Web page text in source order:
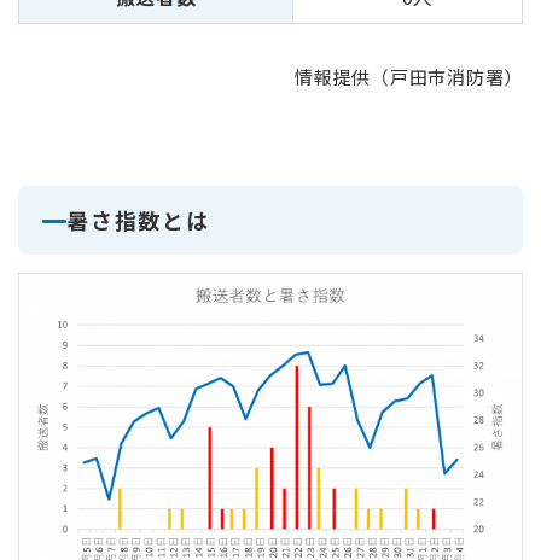
情報提供（戸田市消防署）
暑さ指数とは